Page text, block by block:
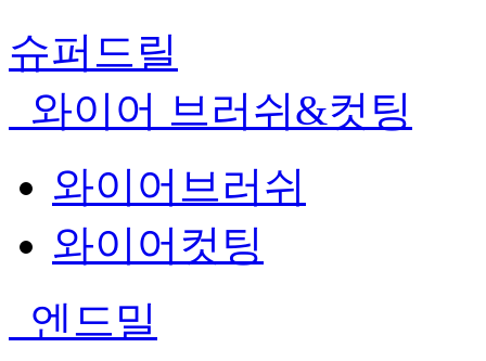
슈퍼드릴
와이어 브러쉬&컷팅
와이어브러쉬
와이어컷팅
엔드밀